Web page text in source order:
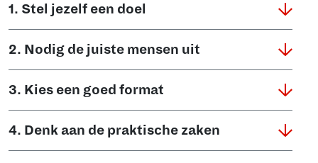
1. Stel jezelf een doel
2. Nodig de juiste mensen uit
3. Kies een goed format
4. Denk aan de praktische zaken